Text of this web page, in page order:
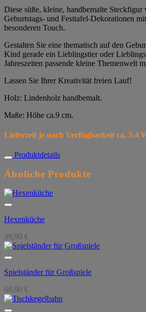
Diese süße, kleine, handbemalte Steckfigur
Geburtstags- und Festtafel-Dekorationen
besonderen Touch.
Gestalten Sie eine thematisch auf den
Kind gerade ein Lieblingstier oder
Jahreszeiten passende kleine Themenwelt
Lassen Sie Ihrer Kreativität freien Lauf!
Holz: Lindenholz handbemalt.
Maße: Höhe ca.9 cm.
Lieferzeit je nach Verfügbarkeit ca. 3-4
Produktdetails
Ähnliche Produkte
Hexenküche
39,90 €
Spielständer für Großspiele
68,90 €